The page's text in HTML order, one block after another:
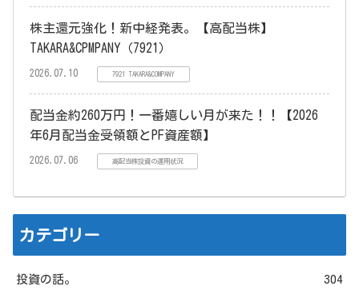
株主還元強化！新中経発表。【高配当株】
TAKARA&CPMPANY（7921）
2026.07.10 7921 TAKARA&COMPANY
配当金約260万円！一番嬉しい月が来た！！【2026
年6月配当金受領額とPF資産額】
2026.07.06 高配当株投資の運用状況
カテゴリー
投資の話。 304